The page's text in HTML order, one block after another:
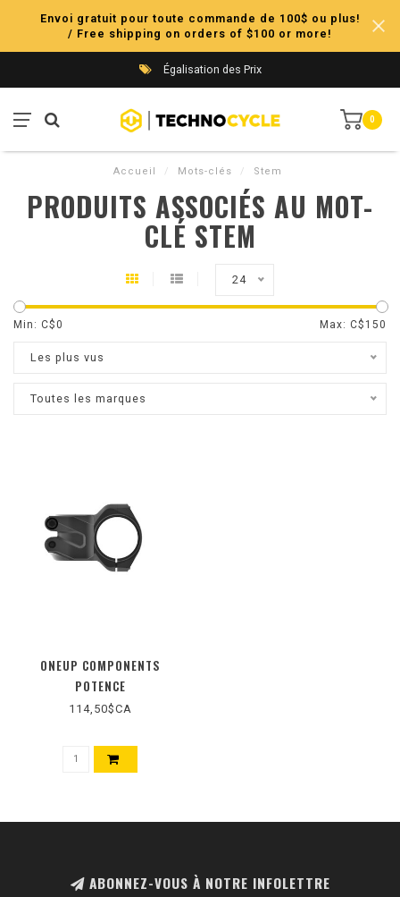
Envoi gratuit pour toute commande de 100$ ou plus!
/ Free shipping on orders of $100 or more!
Égalisation des Prix
0
Accueil / Mots-clés / Stem
PRODUITS ASSOCIÉS AU MOT-
CLÉ STEM
24
Min: C$0 Max: C$ 150
Les plus vus
Toutes les marques
ONEUP COMPONENTS
POTENCE
114,50$CA
ABONNEZ-VOUS À NOTRE INFOLETTRE